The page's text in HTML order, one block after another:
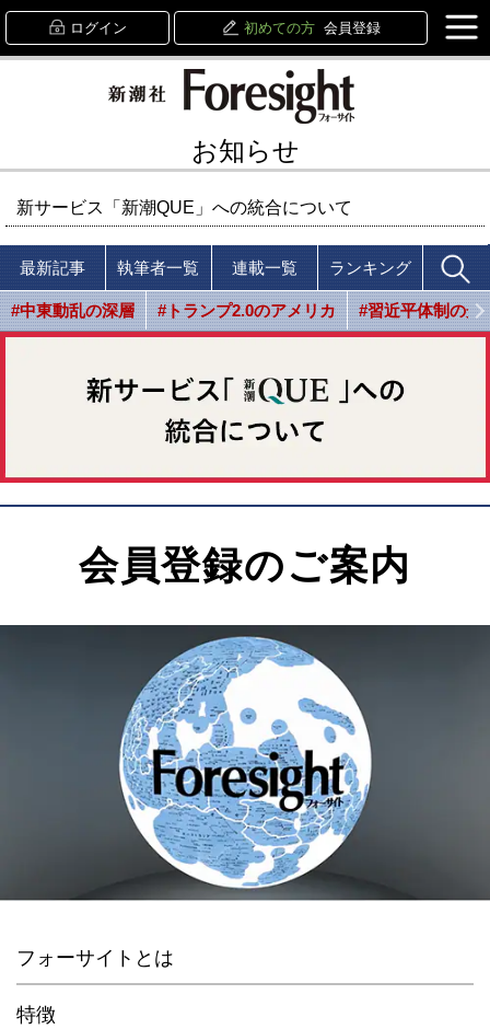
ログイン 初めての方 会員登録
お知らせ
新サービス「新潮QUE」への統合について
最新記事 執筆者一覧 連載一覧 ランキング
#中東動乱の深層 #トランプ2.0のアメリカ #習近平体制の光
会員登録のご案内
フォーサイトとは
特徴